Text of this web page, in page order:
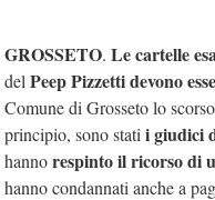
GROSSETO. Le cartelle
del Peep Pizzetti devono
Comune di Grosseto lo
principio, sono stati i giudici
hannorespinto il ricorso di
hanno condannati anche a